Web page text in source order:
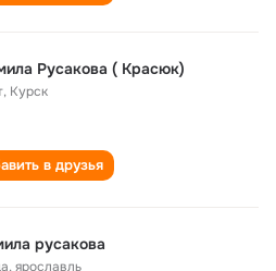
Русакова ( Красюк)
, Курск
в друзья
русакова
,ярославль